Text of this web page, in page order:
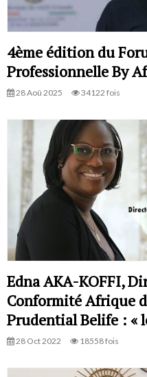
4ème édition du
Professionnelle By
28 Aoû 2025 34122 fois
Edna AKA-KOFFI,
Conformité Afrique
Prudential Belife : «
28 Oct 2022 18558 fois